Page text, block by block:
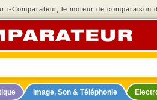
i-Comparateur, le moteur de comparaison
Image, Son & Téléphonie